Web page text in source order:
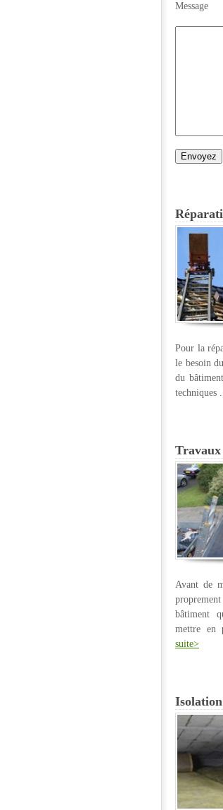
Message
Pour la
le besoin
du
techniques
Avant de
bâtiment
mettre en
suite>